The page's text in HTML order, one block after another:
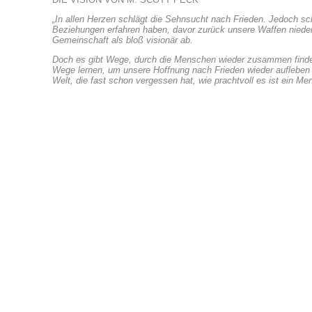
„In allen Herzen schlägt die Sehnsucht nach Frieden. Jedoch
Beziehungen erfahren haben, davor zurück unsere Waffen
Gemeinschaft als bloß visionär ab.
Doch es gibt Wege, durch die Menschen wieder zusammen
Wege lernen, um unsere Hoffnung nach Frieden wieder
Welt, die fast schon vergessen hat, wie prachtvoll es ist ein